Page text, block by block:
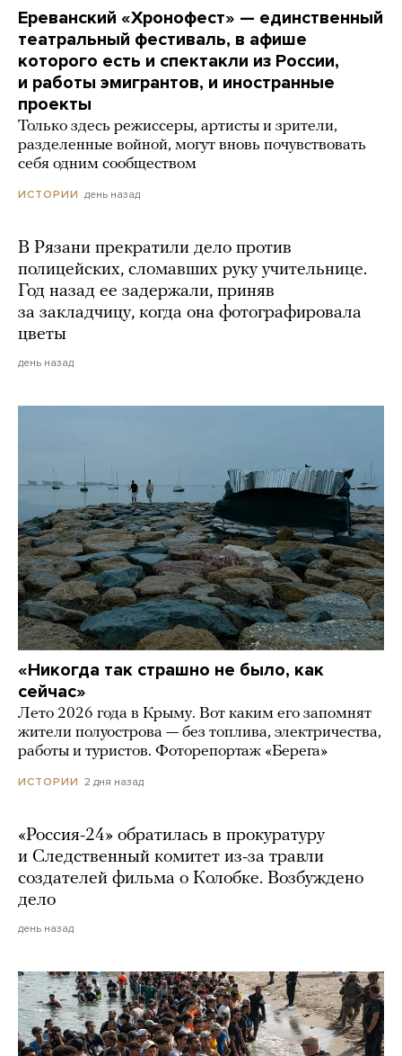
Ереванский «Хронофест» — единственный
театральный фестиваль, в афише
которого есть и спектакли из России,
и работы эмигрантов, и иностранные
проекты
Только здесь режиссеры, артисты и зрители,
разделенные войной, могут вновь почувствовать
себя одним сообществом
ИСТОРИИ день назад
В Рязани прекратили дело против
полицейских, сломавших руку учительнице.
Год назад ее задержали, приняв
за закладчицу, когда она фотографировала
цветы
день назад
«Никогда так страшно не было, как
сейчас»
Лето 2026 года в Крыму. Вот каким его запомнят
жители полуострова — без топлива, электричества,
работы и туристов. Фоторепортаж «Берега»
ИСТОРИИ 2 дня назад
«Россия-24» обратилась в прокуратуру
и Следственный комитет из-за травли
создателей фильма о Колобке. Возбуждено
дело
день назад